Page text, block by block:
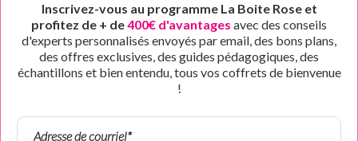
Inscrivez-vous au programme La Boite Rose et
profitez de + de400€ d'avantages avec des conseils
d'experts personnalisés envoyés par email, des bons plans,
des offres exclusives, des guides pédagogiques, des
échantillons et bien entendu, tous vos coffrets de bienvenue
!